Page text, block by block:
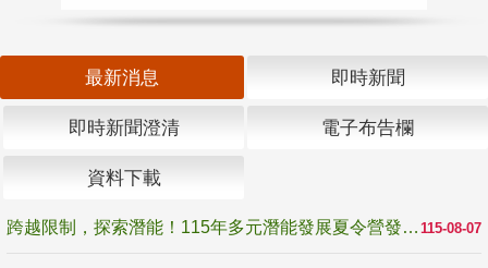
最新消息 即時新聞
即時新聞澄清 電子布告欄
資料下載
115-08-07
跨越限制，探索潛能！115年多元潛能發展夏令營發掘生命無限可能